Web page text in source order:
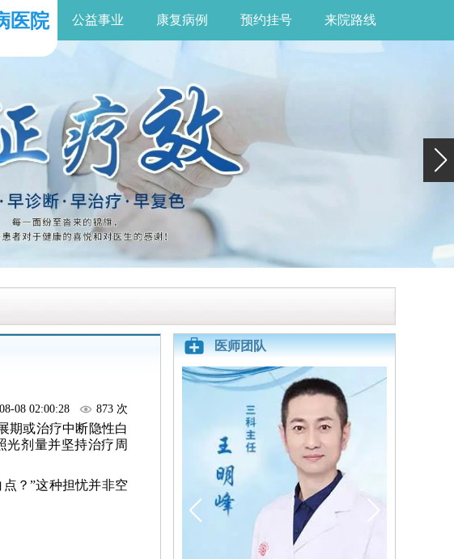
医院 公益事业 康复病例 预约挂号 来院路线
08 02:00:28 873 次
或治疗中断隐性白
光剂量并坚持治疗周
？”这种担忧并非空
医师团队